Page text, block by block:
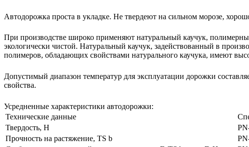
Автодорожка проста в укладке. Не твердеют на сильном морозе,
При производстве широко применяют натуральный каучук,
экологически чистой. Натуральный каучук, задействованный в
полимеров, обладающих свойствами натурального каучука, имеют
Допустимый диапазон температур для эксплуатации дорожки
свойства.
Усредненные характеристики автодорожки:
Технические данные
Твердость, H
Прочность на растяжение, TS b